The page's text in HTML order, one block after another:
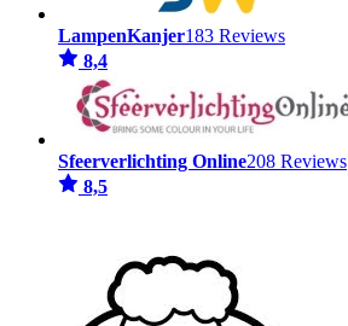
LampenKanjer183 Reviews
8,4
Sfeerverlichting Online208 Reviews
8,5